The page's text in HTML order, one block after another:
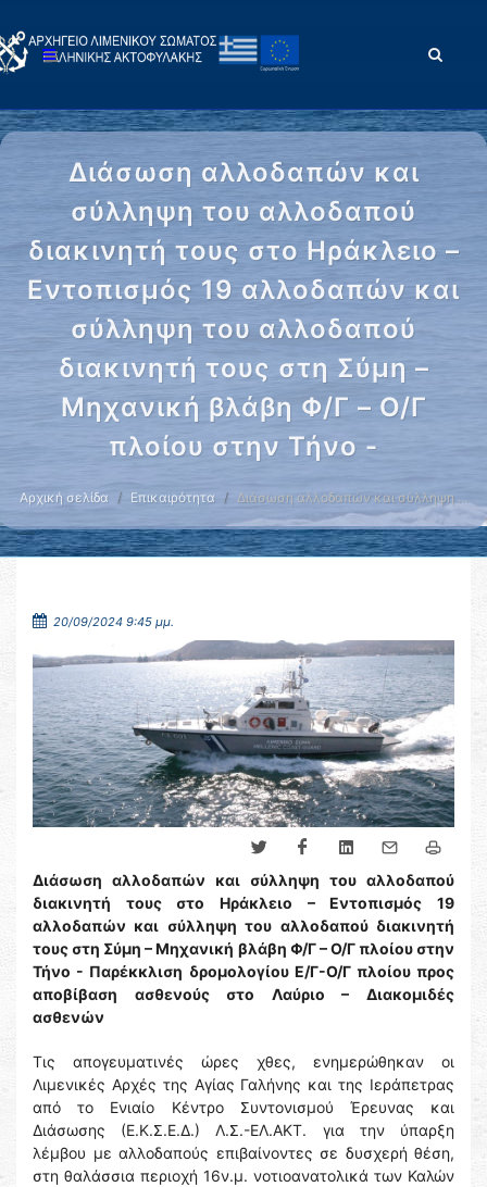
Διάσωση αλλοδαπών και
σύλληψη του αλλοδαπού
διακινητή τους στο Ηράκλειο –
Εντοπισμός 19 αλλοδαπών και
σύλληψη του αλλοδαπού
διακινητή τους στη Σύμη –
Μηχανική βλάβη Φ/Γ – Ο/Γ
πλοίου στην Τήνο -
Αρχική σελίδα Επικαιρότητα Διάσωση αλλοδαπών και σύλληψη …
20/09/2024 9:45 μμ.
Διάσωση αλλοδαπών και σύλληψη του αλλοδαπού
διακινητή τους στο Ηράκλειο – Εντοπισμός 19
αλλοδαπών και σύλληψη του αλλοδαπού διακινητή
τους στη Σύμη – Μηχανική βλάβη Φ/Γ – Ο/Γ πλοίου στην
Τήνο - Παρέκκλιση δρομολογίου Ε/Γ-Ο/Γ πλοίου προς
αποβίβαση ασθενούς στο Λαύριο – Διακομιδές
ασθενών
Τις απογευματινές ώρες χθες, ενημερώθηκαν οι
Λιμενικές Αρχές της Αγίας Γαλήνης και της Ιεράπετρας
από το Ενιαίο Κέντρο Συντονισμού Έρευνας και
Διάσωσης (Ε.Κ.Σ.Ε.Δ.) Λ.Σ.-ΕΛ.ΑΚΤ. για την ύπαρξη
λέμβου με αλλοδαπούς επιβαίνοντες σε δυσχερή θέση,
στη θαλάσσια περιοχή 16ν.μ. νοτιοανατολικά των Καλών